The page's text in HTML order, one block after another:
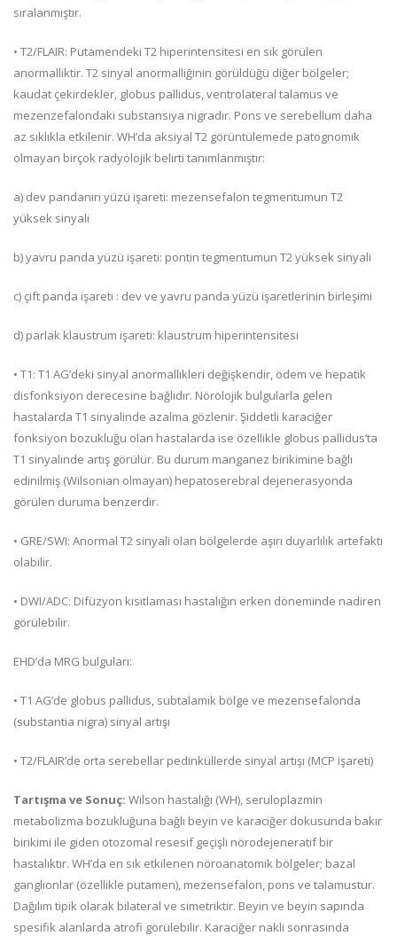
sıralanmıştır.
• T2/FLAIR: Putamendeki T2 hiperintensitesi en sık görülen
anormalliktir. T2 sinyal anormalliğinin görüldüğü diğer bölgeler;
kaudat çekirdekler, globus pallidus, ventrolateral talamus ve
mezenzefalondaki substansiya nigradır. Pons ve serebellum daha
az sıklıkla etkilenir. WH’da aksiyal T2 görüntülemede patognomik
olmayan birçok radyolojik belirti tanımlanmıştır:
a) dev pandanın yüzü işareti: mezensefalon tegmentumun T2
yüksek sinyali
b) yavru panda yüzü işareti: pontin tegmentumun T2 yüksek sinyali
c) çift panda işareti : dev ve yavru panda yüzü işaretlerinin birleşimi
d) parlak klaustrum işareti: klaustrum hiperintensitesi
• T1: T1 AG’deki sinyal anormallikleri değişkendir, ödem ve hepatik
disfonksiyon derecesine bağlıdır. Nörolojik bulgularla gelen
hastalarda T1 sinyalinde azalma gözlenir. Şiddetli karaciğer
fonksiyon bozukluğu olan hastalarda ise özellikle globus pallidus’ta
T1 sinyalinde artış görülür. Bu durum manganez birikimine bağlı
edinilmiş (Wilsonian olmayan) hepatoserebral dejenerasyonda
görülen duruma benzerdir.
• GRE/SWI: Anormal T2 sinyali olan bölgelerde aşırı duyarlılık artefaktı
olabilir.
• DWI/ADC: Difüzyon kısıtlaması hastalığın erken döneminde nadiren
görülebilir.
EHD’da MRG bulguları:
• T1 AG’de globus pallidus, subtalamik bölge ve mezensefalonda
(substantia nigra) sinyal artışı
• T2/FLAIR’de orta serebellar pedinküllerde sinyal artışı (MCP işareti)
Tartışma ve Sonuç: Wilson hastalığı (WH), seruloplazmin
metabolizma bozukluğuna bağlı beyin ve karaciğer dokusunda bakır
birikimi ile giden otozomal resesif geçişli nörodejeneratif bir
hastalıktır. WH’da en sık etkilenen nöroanatomik bölgeler; bazal
ganglionlar (özellikle putamen), mezensefalon, pons ve talamustur.
Dağılım tipik olarak bilateral ve simetriktir. Beyin ve beyin sapında
spesifik alanlarda atrofi görülebilir. Karaciğer nakli sonrasında